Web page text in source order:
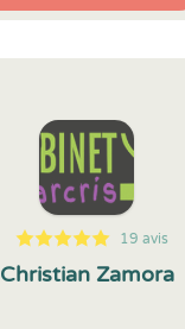
5
1
5
19 19 avis
Christian Zamora